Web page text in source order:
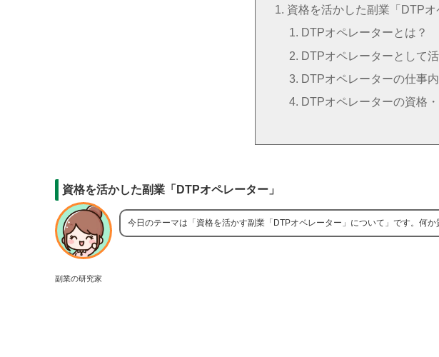
資格を活かした副業「DTPオ
DTPオペレーターとは？
DTPオペレーターとして
DTPオペレーターの仕事
DTPオペレーターの資格
資格を活かした副業「DTPオペレーター」
副業の研究家
今日のテーマは「資格を活かす副業「DTPオペレーター」について」です。何か